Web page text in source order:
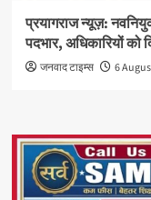
प्रयागराज न्यूज़:
पदभार, अधिकारियों को
जनवाद टाइम्स 6